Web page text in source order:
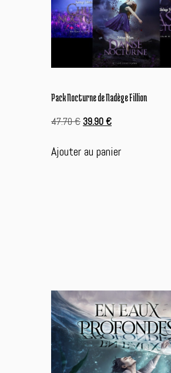
Pack Nocturne de Nadège Fillion
47.70€Le
initial
était :
39.90€Le
actuel
est :
Ajouter au panier